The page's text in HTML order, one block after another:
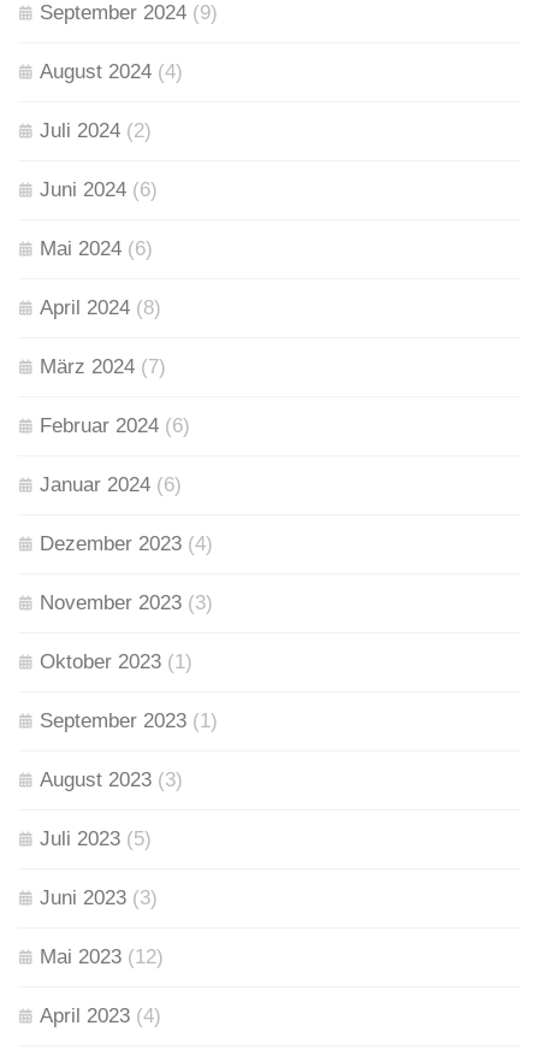
September 2024 (9)
August 2024 (4)
Juli 2024 (2)
Juni 2024 (6)
Mai 2024 (6)
April 2024 (8)
März 2024 (7)
Februar 2024 (6)
Januar 2024 (6)
Dezember 2023 (4)
November 2023 (3)
Oktober 2023 (1)
September 2023 (1)
August 2023 (3)
Juli 2023 (5)
Juni 2023 (3)
Mai 2023 (12)
April 2023 (4)